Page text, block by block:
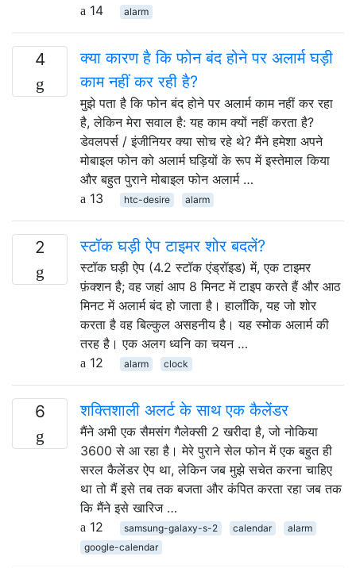
14
alarm
4
क्या कारण है कि फोन बंद होने पर अलार्म घड़ी
काम नहीं कर रही है?
मुझे पता है कि फोन बंद होने पर अलार्म काम नहीं कर रहा
है, लेकिन मेरा सवाल है: यह काम क्यों नहीं करता है?
डेवलपर्स / इंजीनियर क्या सोच रहे थे? मैंने हमेशा अपने
मोबाइल फोन को अलार्म घड़ियों के रूप में इस्तेमाल किया
और बहुत पुराने मोबाइल फोन अलार्म …
13
htc-desire alarm
2 स्टॉक घड़ी ऐप टाइमर शोर बदलें?
स्टॉक घड़ी ऐप (4.2 स्टॉक एंड्रॉइड) में, एक टाइमर
फ़ंक्शन है; वह जहां आप 8 मिनट में टाइप करते हैं और आठ
मिनट में अलार्म बंद हो जाता है। हालाँकि, यह जो शोर
करता है वह बिल्कुल असहनीय है। यह स्मोक अलार्म की
तरह है। एक अलग ध्वनि का चयन …
12
alarm clock
6 शक्तिशाली अलर्ट के साथ एक कैलेंडर
मैंने अभी एक सैमसंग गैलेक्सी 2 खरीदा है, जो नोकिया
3600 से आ रहा है। मेरे पुराने सेल फोन में एक बहुत ही
सरल कैलेंडर ऐप था, लेकिन जब मुझे सचेत करना चाहिए
था तो मैं इसे तब तक बजता और कंपित करता रहा जब तक
कि मैंने इसे खारिज …
12
samsung-galaxy-s-2 calendar
alarm
google-calendar